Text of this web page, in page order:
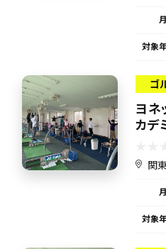
対象
ゴ
ヨネ
カデ
関東
対象